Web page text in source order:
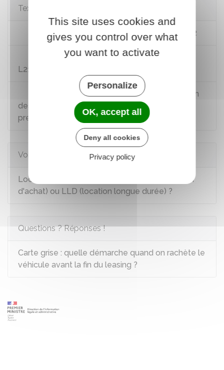
Textes de référence
Code de la route : articles L324-1 et L324-2
Code des assurances : articles L211-26 à
L211-27
Arrêté du 17 mars 2015 relatif à l'information
des consommateurs et la publicité des prix des
prestations de location de véhicules
Voir aussi
Location de voiture : LOA (location avec option
d'achat) ou LLD (location longue durée) ?
Questions ? Réponses !
Carte grise : quelle démarche quand on rachète le
véhicule avant la fin du leasing ?
This site uses cookies and
gives you control over what
you want to activate
Personalize
OK, accept all
Deny all cookies
Privacy policy